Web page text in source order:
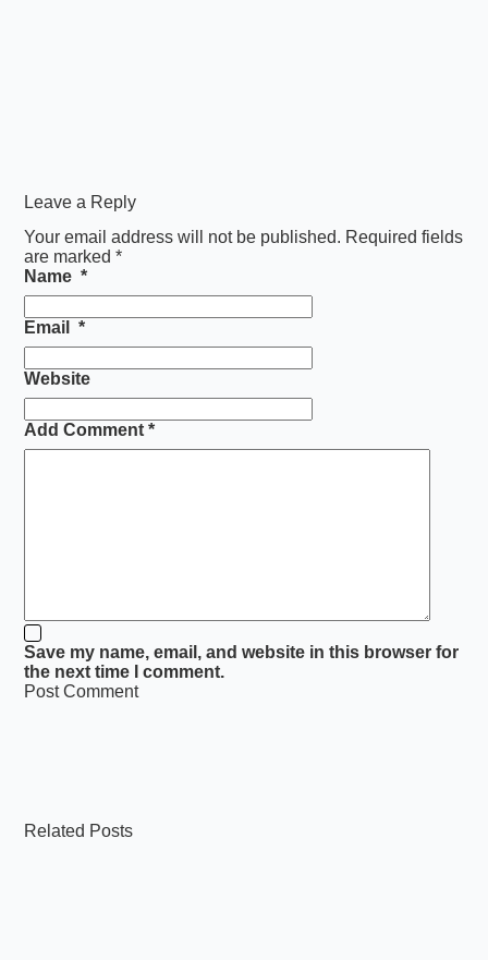
Leave a Reply
Your email address will not be published. Required fields
are marked*
Name *
Email *
Website
Add Comment *
Save my name, email, and website in this browser for
the next time I comment.
Post Comment
Related Posts